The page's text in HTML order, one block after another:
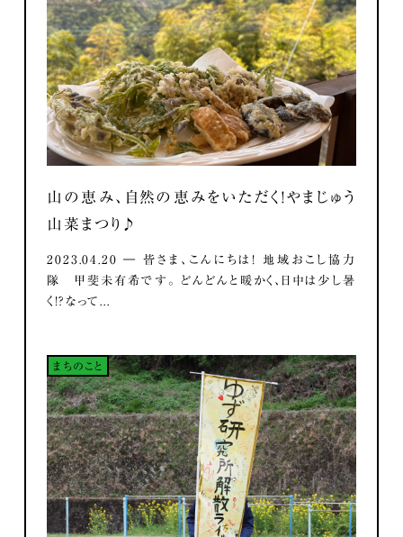
山の恵み、自然の恵みをいただく！やまじゅう
山菜まつり♪
2023.04.20 ― 皆さま、こんにちは！ 地域おこし協力
隊 甲斐未有希です。 どんどんと暖かく、日中は少し暑
く！？なって...
まちのこと